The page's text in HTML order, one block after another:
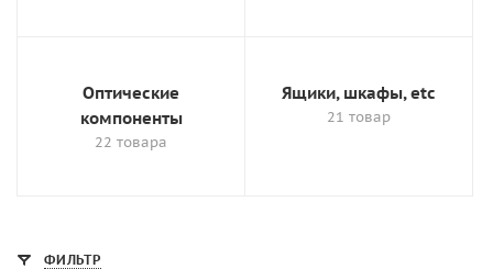
Оптические
компоненты
22 товара
Ящики, шкафы, etc
21 товар
ФИЛЬТР